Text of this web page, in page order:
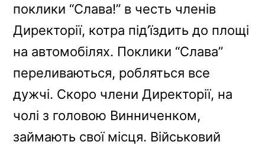
поклики “Слава!” в честь членів
Директорії, котра під’їздить до площі
на автомобілях. Поклики “Слава”
переливаються, робляться все
дужчі. Скоро члени Директорії, на
чолі з головою Винниченком,
займають свої місця. Військовий